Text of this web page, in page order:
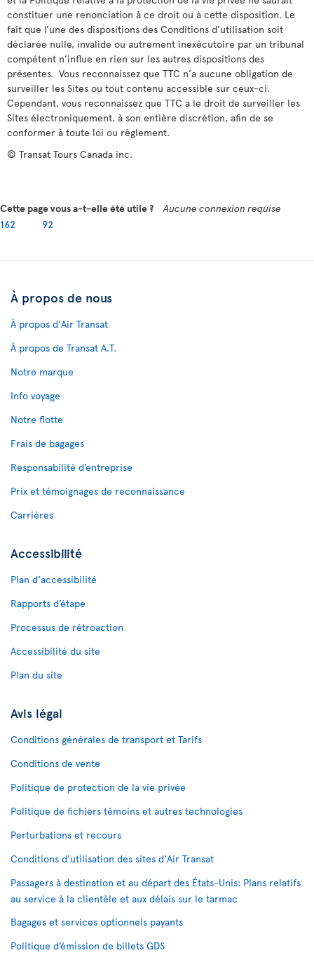
constituer une renonciation à ce droit ou à cette disposition. Le
fait que l’une des dispositions des Conditions d’utilisation soit
déclarée nulle, invalide ou autrement inexécutoire par un tribunal
compétent n’influe en rien sur les autres dispositions des
présentes. Vous reconnaissez que TTC n’a aucune obligation de
surveiller les Sites ou tout contenu accessible sur ceux-ci.
Cependant, vous reconnaissez que TTC a le droit de surveiller les
Sites électroniquement, à son entière discrétion, afin de se
conformer à toute loi ou règlement.
© Transat Tours Canada inc.
Cette page vous a-t-elle été utile ?
Aucune connexion requise
162
92
À propos de nous
À propos d'Air Transat
À propos de Transat A.T.
Notre marque
Info voyage
Notre flotte
Frais de bagages
Responsabilité d’entreprise
Prix et témoignages de reconnaissance
Carrières
Accessibilité
Plan d'accessibilité
Rapports d’étape
Processus de rétroaction
Accessibilité du site
Plan du site
Avis légal
Conditions générales de transport et Tarifs
Conditions de vente
Politique de protection de la vie privée
Politique de fichiers témoins et autres technologies
Perturbations et recours
Conditions d’utilisation des sites d'Air Transat
Passagers à destination et au départ des États-Unis: Plans relatifs
au service à la clientèle et aux délais sur le tarmac
Bagages et services optionnels payants
Politique d’émission de billets GDS